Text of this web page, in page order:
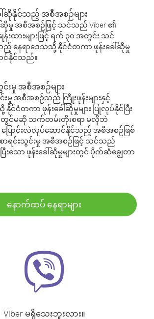
ါ်ဆိုနိုင်သည့် အစီအစဉ်များ
ဆိုမှု အစီအစဉ်ဖြင့် သင်သည် Viber ၏
ထားများဖြင့် ရက် ၃၀ အတွင်း သင်
နေရာဒေသသို့ နိုင်ငံတကာ ဖုန်းခေါ်ဆိုမှု
င်နိုင်သည်။
းမှု အစီအစဉ်များ
မှု အစီအစဉ်သည် ကြိုးဖုန်းများနှင့်
နိုင်ငံတကာ ဖုန်းခေါ်ဆိုမှုများ ပြုလုပ်နိုင်ပြီး
င်မဆို သက်တမ်းတိုးစရာ မလိုဘဲ
ြောင်းလဲလုပ်ဆောင်နိုင်သည့် အစီအစဉ်ဖြစ်
ာရင်းသွင်းမှု အစီအစဉ်ဖြင့် သင်သည်
းသော ဖုန်းခေါ်ဆိုမှုများတွင် ပိုက်ဆံချွေတာ
နောက်ထပ် နေရာများ
Viber မရှိသေးဘူးလား။